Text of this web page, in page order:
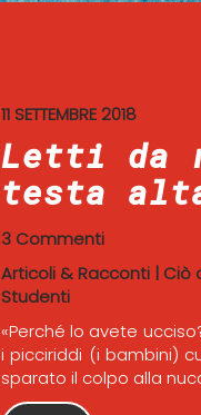
11 SETTEMBRE 2018
Letti da
testa
3 Commenti
Articoli & Racconti| Ciò
Studenti
«Perché lo avete
i picciriddi (i bambini)
sparato il colpo alla